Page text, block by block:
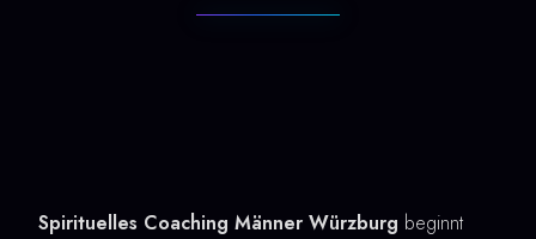
Spirituelles Coaching Männer Würzburg beginnt